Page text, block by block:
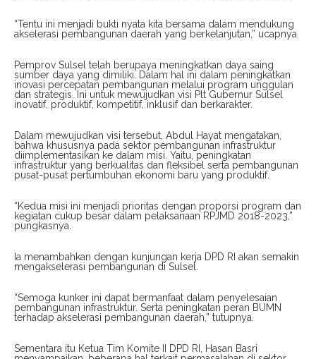
“Tentu ini menjadi bukti nyata kita bersama dalam mendukung
akselerasi pembangunan daerah yang berkelanjutan,” ucapnya
Pemprov Sulsel telah berupaya meningkatkan daya saing
sumber daya yang dimiliki. Dalam hal ini dalam peningkatkan
inovasi percepatan pembangunan melalui program unggulan
dan strategis. Ini untuk mewujudkan visi Plt Gubernur Sulsel
inovatif, produktif, kompetitif, inklusif dan berkarakter.
Dalam mewujudkan visi tersebut, Abdul Hayat mengatakan,
bahwa khususnya pada sektor pembangunan infrastruktur
diimplementasikan ke dalam misi. Yaitu, peningkatan
infrastruktur yang berkualitas dan fleksibel serta pembangunan
pusat-pusat pertumbuhan ekonomi baru yang produktif.
“Kedua misi ini menjadi prioritas dengan proporsi program dan
kegiatan cukup besar dalam pelaksanaan RPJMD 2018-2023,”
pungkasnya.
Ia menambahkan dengan kunjungan kerja DPD RI akan semakin
mengakselerasi pembangunan di Sulsel.
“Semoga kunker ini dapat bermanfaat dalam penyelesaian
pembangunan infrastruktur. Serta peningkatan peran BUMN
terhadap akselerasi pembangunan daerah,” tutupnya.
Sementara itu Ketua Tim Komite II DPD RI, Hasan Basri